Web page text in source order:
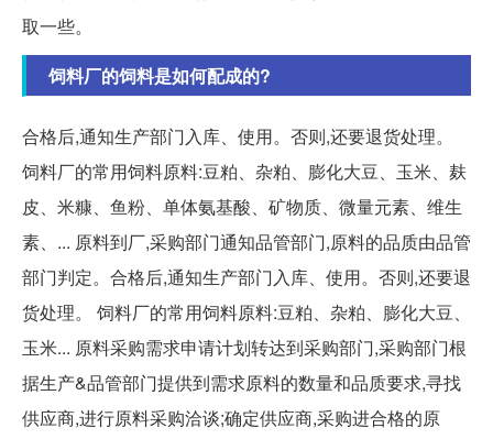
取一些。
饲料厂的饲料是如何配成的?
合格后,通知生产部门入库、使用。否则,还要退货处理。
饲料厂的常用饲料原料:豆粕、杂粕、膨化大豆、玉米、麸
皮、米糠、鱼粉、单体氨基酸、矿物质、微量元素、维生
素、... 原料到厂,采购部门通知品管部门,原料的品质由品管
部门判定。合格后,通知生产部门入库、使用。否则,还要退
货处理。 饲料厂的常用饲料原料:豆粕、杂粕、膨化大豆、
玉米... 原料采购需求申请计划转达到采购部门,采购部门根
据生产&品管部门提供到需求原料的数量和品质要求,寻找
供应商,进行原料采购洽谈;确定供应商,采购进合格的原